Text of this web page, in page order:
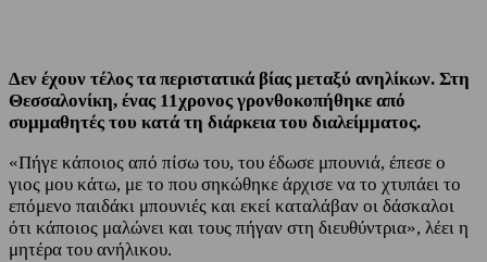
Δεν έχουν τέλος τα περιστατικά βίας μεταξύ ανηλίκων. Στη
Θεσσαλονίκη, ένας 11χρονος γρονθοκοπήθηκε από
συμμαθητές του κατά τη διάρκεια του διαλείμματος.
«Πήγε κάποιος από πίσω του, του έδωσε μπουνιά, έπεσε ο
γιος μου κάτω, με το που σηκώθηκε άρχισε να το χτυπάει το
επόμενο παιδάκι μπουνιές και εκεί καταλάβαν οι δάσκαλοι
ότι κάποιος μαλώνει και τους πήγαν στη διευθύντρια», λέει η
μητέρα του ανήλικου.